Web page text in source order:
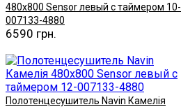
480х800 Sensor левый с таймером 10-
007133-4880
6590 грн.
Полотенцесушитель Navin Камелія